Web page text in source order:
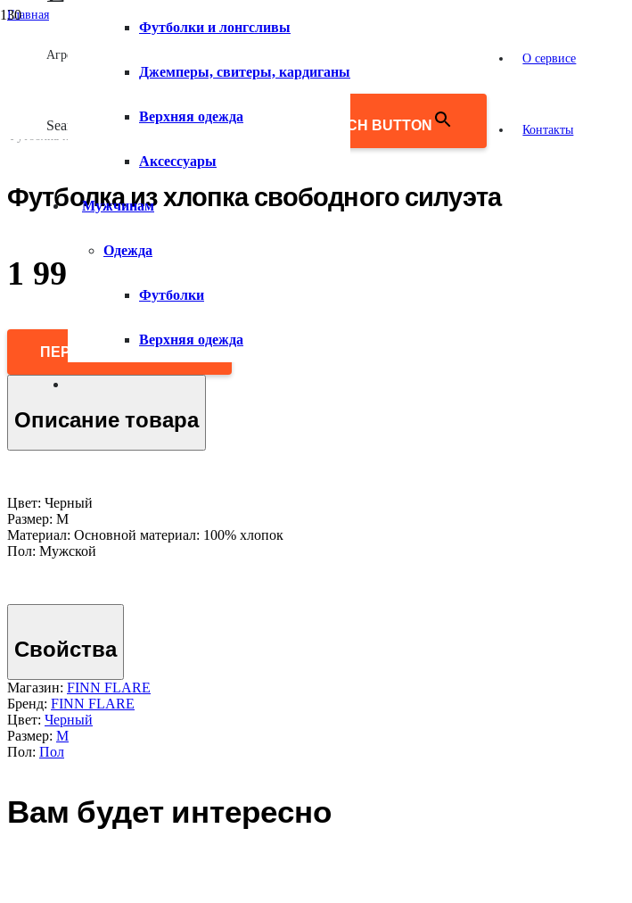
Агрегатор товаров
Search for: SEARCH BUTTON
О сервисе
Контакты
Футболки и лонгсливы
Джемперы, свитеры, кардиганы
Верхняя одежда
Аксессуары
Мужчинам
Одежда
Футболки
Верхняя одежда
Главная
Футболка из хлопка свободного силуэта
1 990
ПЕРЕЙТИ В МАГАЗИН
Описание товара
Цвет: Черный
Размер: M
Материал: Основной материал: 100% хлопок
Пол: Мужской
Свойства
Магазин: FINN FLARE
Бренд: FINN FLARE
Цвет: Черный
Размер: M
Пол: Пол
Вам будет интересно